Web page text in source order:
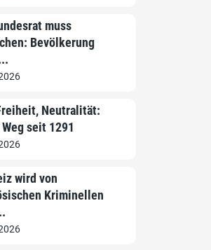
muss
Bevölkerung
Neutralität:
seit 1291
wird von
Kriminellen